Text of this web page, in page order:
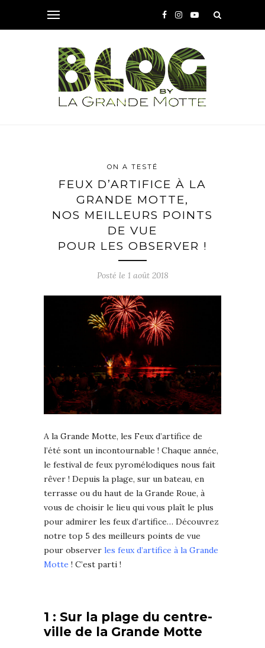
ON A TESTÉ
FEUX D’ARTIFICE À LA
GRANDE MOTTE,
NOS MEILLEURS POINTS
DE VUE
POUR LES OBSERVER !
Posté le 1 août 2018
A la Grande Motte, les Feux d’artifice de
l’été sont un incontournable ! Chaque année,
le festival de feux pyromélodiques nous fait
rêver ! Depuis la plage, sur un bateau, en
terrasse ou du haut de la Grande Roue, à
vous de choisir le lieu qui vous plaît le plus
pour admirer les feux d’artifice… Découvrez
notre top 5 des meilleurs points de vue
pour observer les feux d’artifice à la Grande
Motte ! C’est parti !
1 : Sur la plage du centre-
ville de la Grande Motte